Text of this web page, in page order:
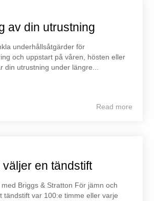
av din utrustning
underhållsåtgärder för
och uppstart på våren, hösten eller
din utrustning under längre...
Read more
en tändstift
Briggs & Stratton För jämn och
tändstift var 100:e timme eller varje